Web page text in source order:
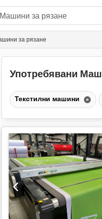
за рязане
Употребявани
Текстилни машини